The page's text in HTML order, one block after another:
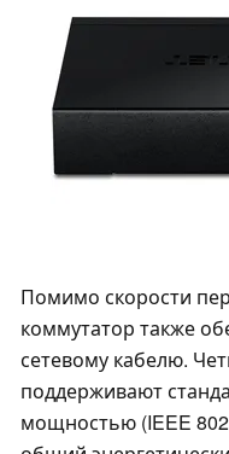
Помимо скорости
коммутатор также
сетевому кабелю.
поддерживают
мощностью (IEEE